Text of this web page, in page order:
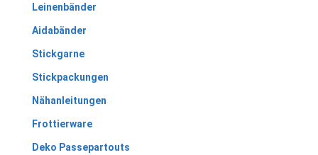
Leinenbänder
Aidabänder
Stickgarne
Stickpackungen
Nähanleitungen
Frottierware
Deko Passepartouts